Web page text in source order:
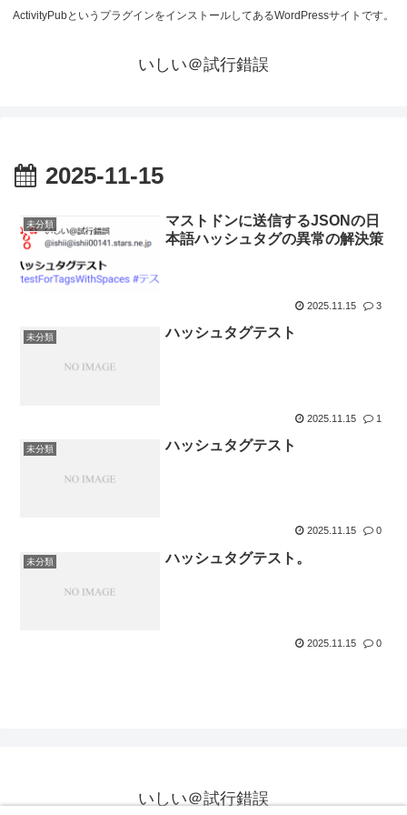
ActivityPubというプラグインをインストールしてあるWordPressサイトです。
いしい＠試行錯誤
2025-11-15
未分類
マストドンに送信するJSONの日
本語ハッシュタグの異常の解決策
2025.11.15 3
未分類 ハッシュタグテスト
2025.11.15 1
未分類 ハッシュタグテスト
2025.11.15 0
未分類 ハッシュタグテスト。
2025.11.15 0
いしい＠試行錯誤